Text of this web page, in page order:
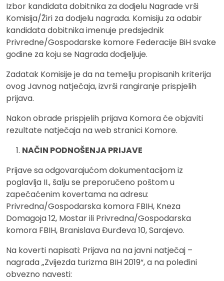
Izbor kandidata dobitnika za dodjelu Nagrade vrši
Komisija/Žiri za dodjelu nagrada. Komisiju za odabir
kandidata dobitnika imenuje predsjednik
Privredne/Gospodarske komore Federacije BiH svake
godine za koju se Nagrada dodjeljuje.
Zadatak Komisije je da na temelju propisanih kriterija
ovog Javnog natječaja, izvrši rangiranje prispjelih
prijava.
Nakon obrade prispjelih prijava Komora će objaviti
rezultate natječaja na web stranici Komore.
NAČIN PODNOŠENJA PRIJAVE
Prijave sa odgovarajućom dokumentacijom iz
poglavlja II., šalju se preporučeno poštom u
zapečaćenim kovertama na adresu:
Privredna/Gospodarska komora FBIH, Kneza
Domagoja 12, Mostar ili Privredna/Gospodarska
komora FBIH, Branislava Đurđeva 10, Sarajevo.
Na koverti napisati: Prijava na na javni natječaj –
nagrada „Zvijezda turizma BIH 2019“, a na poleđini
obvezno navesti: